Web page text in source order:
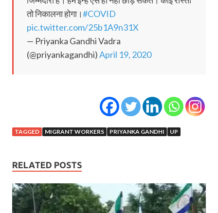
तो निकालना होगा।#COVID
pic.twitter.com/25b1A9n31X
— Priyanka Gandhi Vadra
(@priyankagandhi)April 19, 2020
TAGGED MIGRANT WORKERS PRIYANKA GANDHI UP
RELATED POSTS